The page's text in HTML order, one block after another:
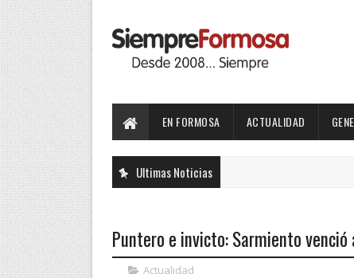
EN FORMOSA ACTUALIDAD
Ultimas Noticias
Puntero e invicto: Sarmiento
Actualidad